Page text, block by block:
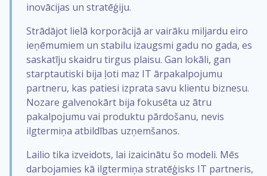
inovācijas un stratēģiju.
Strādājot lielā korporācijā ar vairāku miljardu eiro
ieņēmumiem un stabilu izaugsmi gadu no gada, es
saskatīju skaidru tirgus plaisu. Gan lokāli, gan
starptautiski bija ļoti maz IT ārpakalpojumu
partneru, kas patiesi izprata savu klientu biznesu.
Nozare galvenokārt bija fokusēta uz ātru
pakalpojumu vai produktu pārdošanu, nevis
ilgtermiņa atbildības uzņemšanos.
Lailio tika izveidots, lai izaicinātu šo modeli. Mēs
darbojamies kā ilgtermiņa stratēģisks IT partneris,